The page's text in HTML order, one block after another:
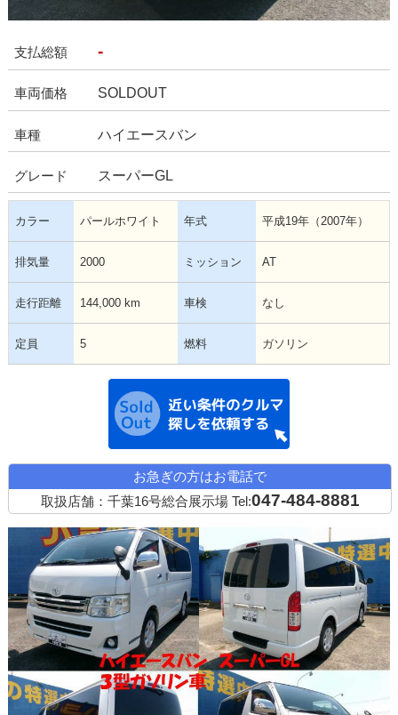
支払総額 -
車両価格 SOLDOUT
車種 ハイエースバン
グレード スーパーGL
カラー パールホワイト 年式 平成19年（2007年）
排気量 2000 ミッション AT
走行距離 144,000 km 車検 なし
定員 5 燃料 ガソリン
お急ぎの方はお電話で
取扱店舗：千葉16号総合展示場 Tel:047-484-8881